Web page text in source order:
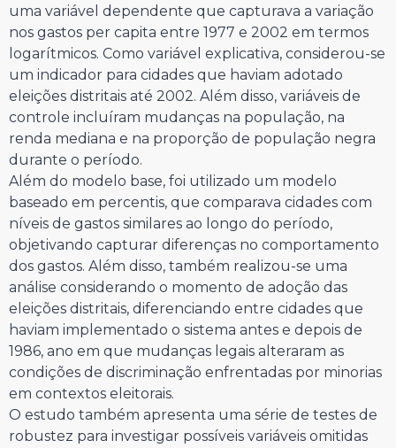
uma variável dependente que capturava a variação
nos gastos per capita entre 1977 e 2002 em termos
logarítmicos. Como variável explicativa, considerou-se
um indicador para cidades que haviam adotado
eleições distritais até 2002. Além disso, variáveis de
controle incluíram mudanças na população, na
renda mediana e na proporção de população negra
durante o período.
Além do modelo base, foi utilizado um modelo
baseado em percentis, que comparava cidades com
níveis de gastos similares ao longo do período,
objetivando capturar diferenças no comportamento
dos gastos. Além disso, também realizou-se uma
análise considerando o momento de adoção das
eleições distritais, diferenciando entre cidades que
haviam implementado o sistema antes e depois de
1986, ano em que mudanças legais alteraram as
condições de discriminação enfrentadas por minorias
em contextos eleitorais.
O estudo também apresenta uma série de testes de
robustez para investigar possíveis variáveis omitidas